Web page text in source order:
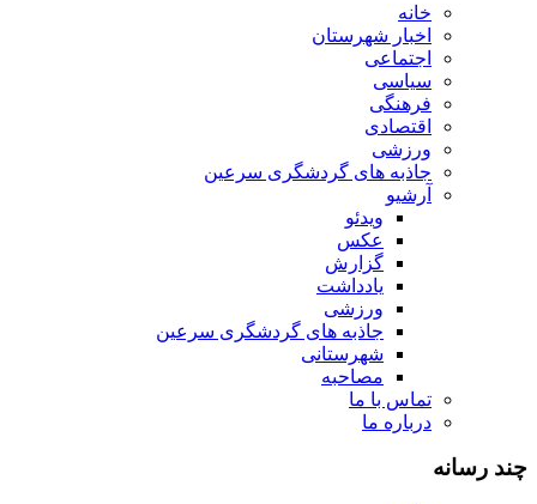
خانه
اخبار شهرستان
اجتماعی
سیاسی
فرهنگی
اقتصادی
ورزشی
جاذبه های گردشگری سرعین
آرشیو
ویدئو
عکس
گزارش
یادداشت
ورزشی
جاذبه های گردشگری سرعین
شهرستانی
مصاحبه
تماس با ما
درباره ما
چند رسانه